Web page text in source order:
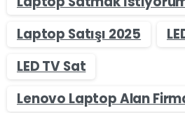
Laptop Satışı 2025
LED TV Sat
Lenovo Laptop Alan